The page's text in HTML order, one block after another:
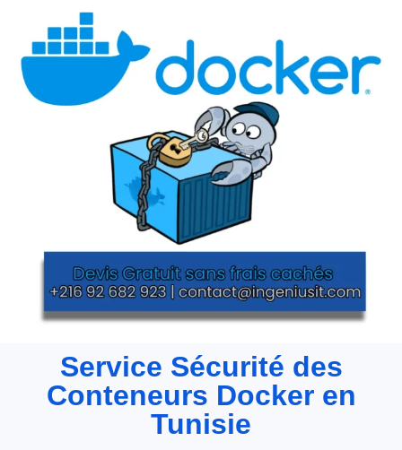
Service Sécurité des
Conteneurs Docker en
Tunisie